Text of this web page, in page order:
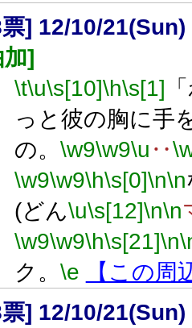
] 12/10/
加]
\t\u\s[10]\h\s[1]
っと彼の胸に手
の。 \w9\w9\u ‥
\w9\w9\h\s[0]\n\n
(どん\u\s[12]\n\n
\w9\w9\h\s[21]\n
ク。 \e
【この周
] 12/10/